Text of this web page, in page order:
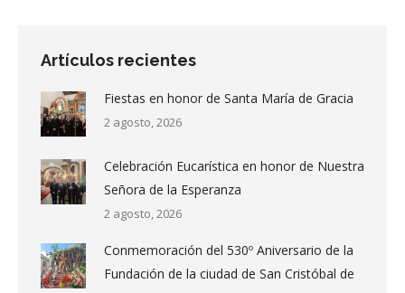
Artículos recientes
Fiestas en honor de Santa María de Gracia
2 agosto, 2026
Celebración Eucarística en honor de Nuestra
Señora de la Esperanza
2 agosto, 2026
Conmemoración del 530º Aniversario de la
Fundación de la ciudad de San Cristóbal de